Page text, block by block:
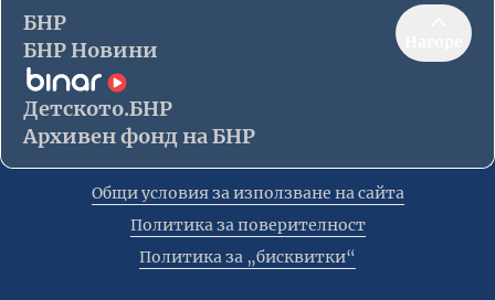
БНР
БНР Новини
Детското.БНР
Архивен фонд на БНР
Общи условия за използване на сайта
Политика за поверителност
Политика за „бисквитки“